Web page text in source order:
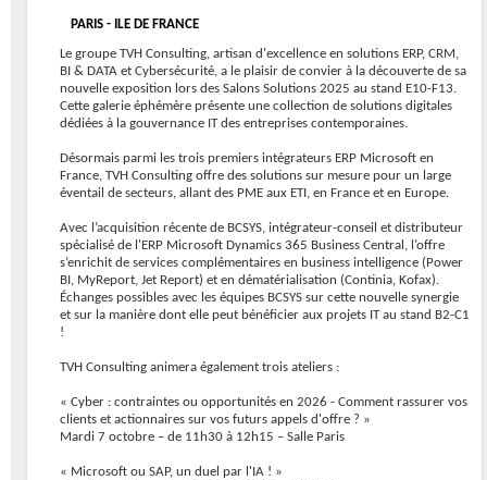
PARIS - ILE DE FRANCE
Le groupe TVH Consulting, artisan d'excellence en solutions ERP, CRM,
BI & DATA et Cybersécurité, a le plaisir de convier à la découverte de sa
nouvelle exposition lors des Salons Solutions 2025 au stand E10-F13.
Cette galerie éphémère présente une collection de solutions digitales
dédiées à la gouvernance IT des entreprises contemporaines.
Désormais parmi les trois premiers intégrateurs ERP Microsoft en
France, TVH Consulting offre des solutions sur mesure pour un large
éventail de secteurs, allant des PME aux ETI, en France et en Europe.
Avec l’acquisition récente de BCSYS, intégrateur-conseil et distributeur
spécialisé de l'ERP Microsoft Dynamics 365 Business Central, l’offre
s’enrichit de services complémentaires en business intelligence (Power
BI, MyReport, Jet Report) et en dématérialisation (Continia, Kofax).
Échanges possibles avec les équipes BCSYS sur cette nouvelle synergie
et sur la manière dont elle peut bénéficier aux projets IT au stand B2-C1
!
TVH Consulting animera également trois ateliers :
« Cyber : contraintes ou opportunités en 2026 - Comment rassurer vos
clients et actionnaires sur vos futurs appels d'offre ? »
Mardi 7 octobre – de 11h30 à 12h15 – Salle Paris
« Microsoft ou SAP, un duel par l'IA ! »